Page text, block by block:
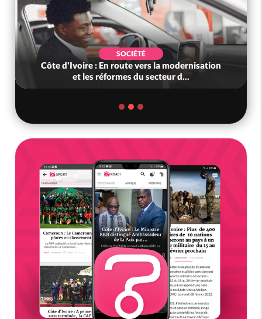
SOCIÉTÉ
Côte d'Ivoire : En route vers la modernisation
et les réformes du secteur d...